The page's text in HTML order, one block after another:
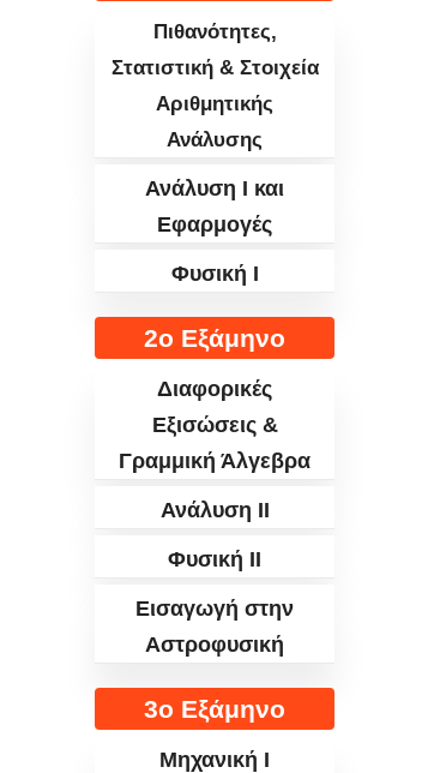
Πιθανότητες,
Στατιστική & Στοιχεία
Αριθμητικής
Ανάλυσης
Ανάλυση I και
Εφαρμογές
Φυσική I
2ο Εξάμηνο
Διαφορικές
Εξισώσεις &
Γραμμική Άλγεβρα
Ανάλυση II
Φυσική II
Εισαγωγή στην
Αστροφυσική
3ο Εξάμηνο
Μηχανική I